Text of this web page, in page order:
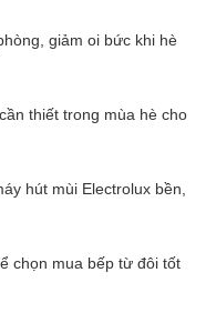
giảm oi bức khi hè
thiết trong mùa hè cho
hút mùi Electrolux bền,
chọn mua bếp từ đôi tốt